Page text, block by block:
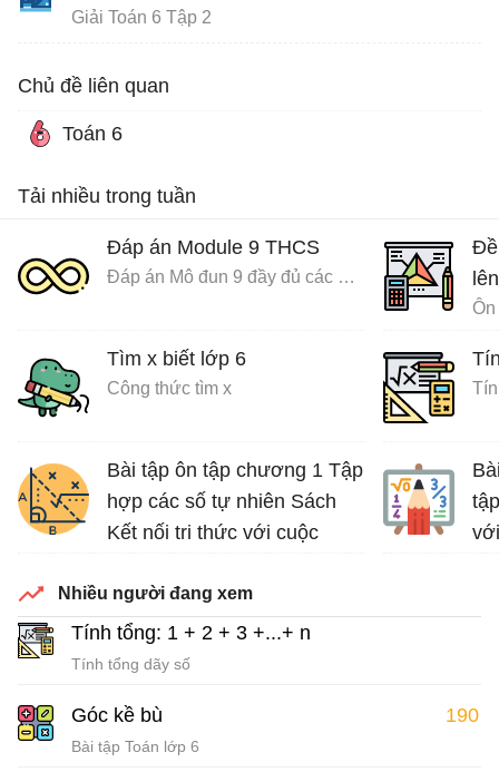
Giải Toán 6 Tập 2
Chủ đề liên quan
Toán 6
Tải nhiều trong tuần
Đáp án Module 9 THCS
Đáp án Mô đun 9 đầy đủ các môn
Tìm x biết lớp 6
Công thức tìm x
Bài tập ôn tập chương 1 Tập
hợp các số tự nhiên Sách
Kết nối tri thức với cuộc
Đề
Nhiều người đang xem
Tính tổng: 1 + 2 + 3 +...+ n
Tính tổng dãy số
Góc kề bù 190
Bài tập Toán lớp 6